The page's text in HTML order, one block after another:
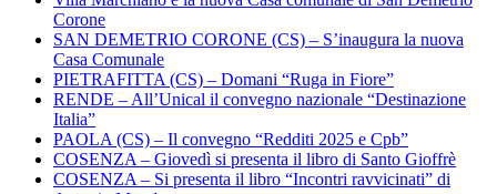
Corone
SAN DEMETRIO CORONE (CS) – S’inaugura la nuova
Casa Comunale
PIETRAFITTA (CS) – Domani “Ruga in Fiore”
RENDE – All’Unical il convegno nazionale “Destinazione
Italia”
PAOLA (CS) – Il convegno “Redditi 2025 e Cpb”
COSENZA – Giovedì si presenta il libro di Santo Gioffrè
COSENZA – Si presenta il libro “Incontri ravvicinati” di